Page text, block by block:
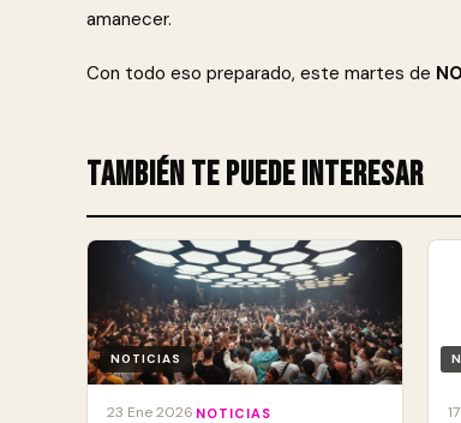
amanecer.
Con todo eso preparado, este martes de
También te puede interesar
NOTICIAS
23 Ene 2026 NOTICIAS